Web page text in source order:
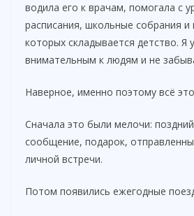
водила его к врачам, помогала с
расписания, школьные собрания и
которых складывается детство. Я
внимательным к людям и не
Наверное, именно поэтому всё
Сначала это были мелочи:
сообщение, подарок,
личной встречи.
Потом появились ежегодные